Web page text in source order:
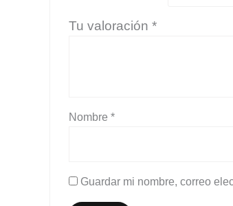
Tu valoración *
Nombre *
Guardar mi nombre, correo